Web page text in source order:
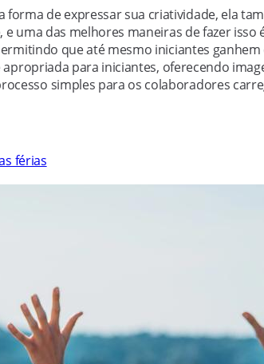
forma de expressar sua criatividade, ela
uma das melhores maneiras de fazer isso
que até mesmo iniciantes
para iniciantes, oferecendo
simples para os colaboradores
férias